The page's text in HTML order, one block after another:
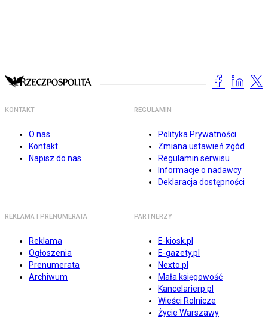
KONTAKT
O nas
Kontakt
Napisz do nas
REGULAMIN
Polityka Prywatności
Zmiana ustawień zgód
Regulamin serwisu
Informacje o nadawcy
Deklaracja dostępności
REKLAMA I PRENUMERATA
Reklama
Ogłoszenia
Prenumerata
Archiwum
PARTNERZY
E-kiosk.pl
E-gazety.pl
Nexto.pl
Mała księgowość
Kancelarierp.pl
Wieści Rolnicze
Życie Warszawy